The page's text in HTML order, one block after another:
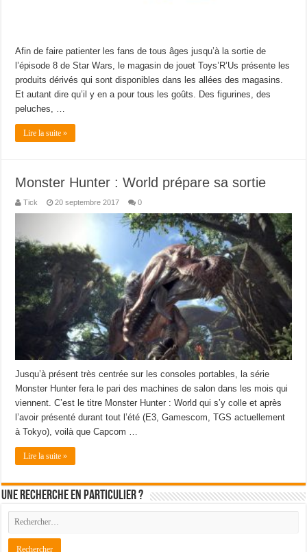
Afin de faire patienter les fans de tous âges jusqu’à la sortie de
l’épisode 8 de Star Wars, le magasin de jouet Toys’R’Us présente les
produits dérivés qui sont disponibles dans les allées des magasins.
Et autant dire qu’il y en a pour tous les goûts. Des figurines, des
peluches, …
Lire la suite »
Monster Hunter : World prépare sa sortie
Tick 20 septembre 2017 0
Jusqu’à présent très centrée sur les consoles portables, la série
Monster Hunter fera le pari des machines de salon dans les mois qui
viennent. C’est le titre Monster Hunter : World qui s’y colle et après
l’avoir présenté durant tout l’été (E3, Gamescom, TGS actuellement
à Tokyo), voilà que Capcom …
Lire la suite »
Une recherche en particulier ?